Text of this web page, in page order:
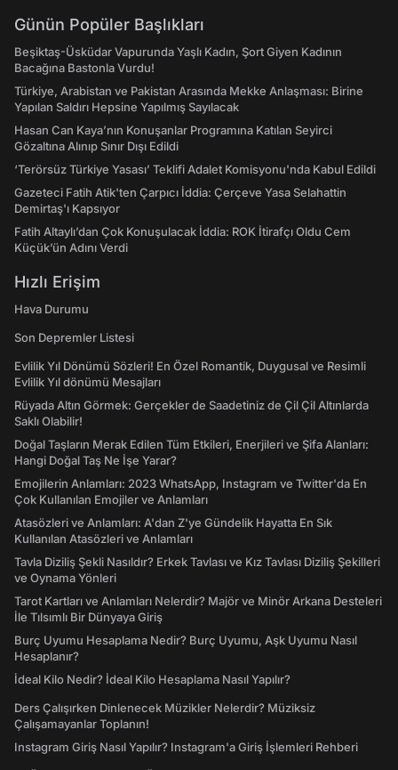
Günün Popüler Başlıkları
Beşiktaş-Üsküdar Vapurunda Yaşlı Kadın, Şort Giyen Kadının
Bacağına Bastonla Vurdu!
Türkiye, Arabistan ve Pakistan Arasında Mekke Anlaşması: Birine
Yapılan Saldırı Hepsine Yapılmış Sayılacak
Hasan Can Kaya’nın Konuşanlar Programına Katılan Seyirci
Gözaltına Alınıp Sınır Dışı Edildi
‘Terörsüz Türkiye Yasası’ Teklifi Adalet Komisyonu'nda Kabul Edildi
Gazeteci Fatih Atik'ten Çarpıcı İddia: Çerçeve Yasa Selahattin
Demirtaş'ı Kapsıyor
Fatih Altaylı’dan Çok Konuşulacak İddia: ROK İtirafçı Oldu Cem
Küçük’ün Adını Verdi
Hızlı Erişim
Hava Durumu
Son Depremler Listesi
Evlilik Yıl Dönümü Sözleri! En Özel Romantik, Duygusal ve Resimli
Evlilik Yıl dönümü Mesajları
Rüyada Altın Görmek: Gerçekler de Saadetiniz de Çil Çil Altınlarda
Saklı Olabilir!
Doğal Taşların Merak Edilen Tüm Etkileri, Enerjileri ve Şifa Alanları:
Hangi Doğal Taş Ne İşe Yarar?
Emojilerin Anlamları: 2023 WhatsApp, Instagram ve Twitter'da En
Çok Kullanılan Emojiler ve Anlamları
Atasözleri ve Anlamları: A'dan Z'ye Gündelik Hayatta En Sık
Kullanılan Atasözleri ve Anlamları
Tavla Diziliş Şekli Nasıldır? Erkek Tavlası ve Kız Tavlası Diziliş Şekilleri
ve Oynama Yönleri
Tarot Kartları ve Anlamları Nelerdir? Majör ve Minör Arkana Desteleri
İle Tılsımlı Bir Dünyaya Giriş
Burç Uyumu Hesaplama Nedir? Burç Uyumu, Aşk Uyumu Nasıl
Hesaplanır?
İdeal Kilo Nedir? İdeal Kilo Hesaplama Nasıl Yapılır?
Ders Çalışırken Dinlenecek Müzikler Nelerdir? Müziksiz
Çalışamayanlar Toplanın!
Instagram Giriş Nasıl Yapılır? Instagram'a Giriş İşlemleri Rehberi